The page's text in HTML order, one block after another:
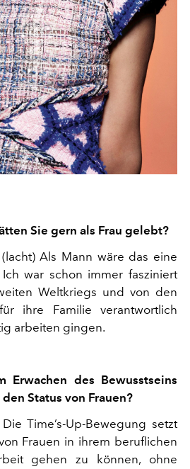
Sie gern als Frau gelebt?
Als Mann wäre das eine
war schon immer fasziniert
Weltkriegs und von den
ihre Familie verantwortlich
arbeiten gingen.
Erwachen des Bewusstseins
Status von Frauen?
Time’s-Up-Bewegung setzt
Frauen in ihrem beruflichen
gehen zu können, ohne